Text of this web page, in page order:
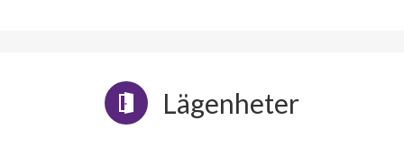
Lägenheter